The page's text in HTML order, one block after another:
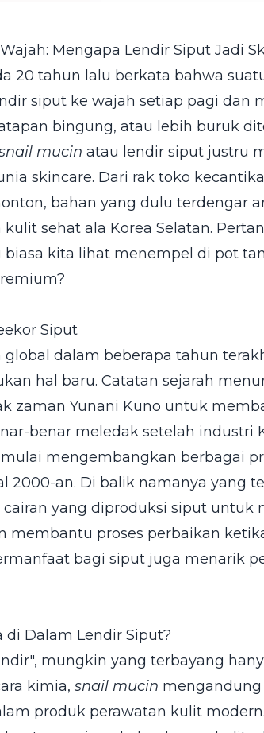
Mengapa Lendir Siput Jadi
20 tahun lalu berkata bahwa
siput ke wajah setiap pagi dan
bingung, atau lebih buruk
mucin atau lendir siput justru
skincare. Dari rak toko
bahan yang dulu terdengar
sehat ala Korea Selatan.
kita lihat menempel di pot
Siput
global dalam beberapa tahun
hal baru. Catatan sejarah
zaman Yunani Kuno untuk
benar meledak setelah industri
mengembangkan berbagai
2000-an. Di balik namanya yang
cairan yang diproduksi siput untuk
membantu proses perbaikan
bagi siput juga menarik
di Dalam Lendir Siput?
mungkin yang terbayang
kimia, snail mucin mengandung
produk perawatan kulit